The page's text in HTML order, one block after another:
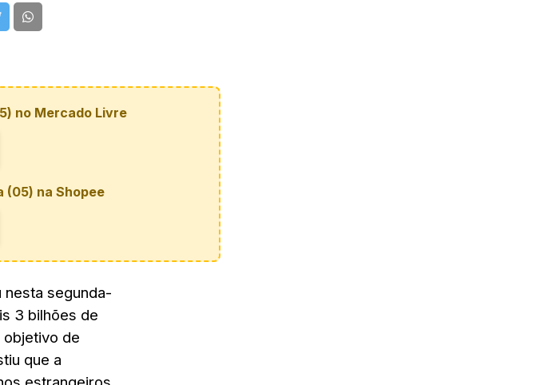
no Mercado Livre
(05) na Shopee
nesta segunda-
3 bilhões de
objetivo de
que a